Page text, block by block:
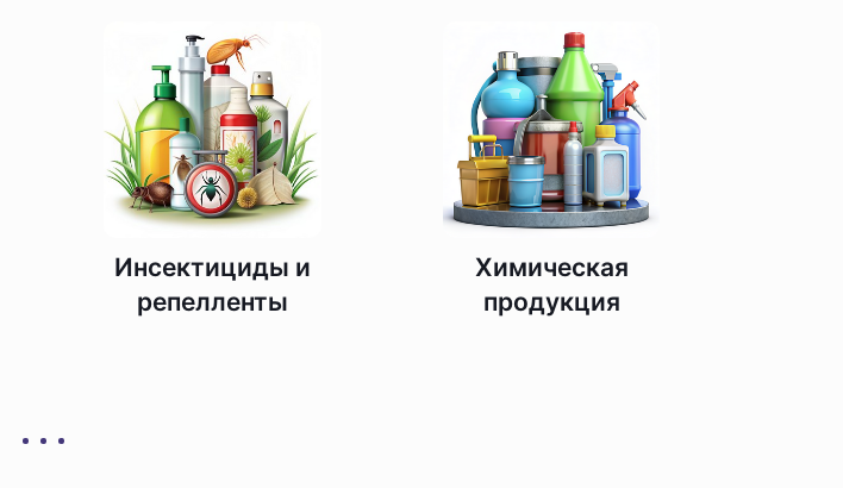
Инсектициды и
репелленты
Химическая
продукция